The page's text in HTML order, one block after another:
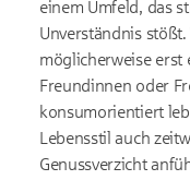
einem Umfeld, das
Unverständnis
möglicherweise erst
Freundinnen oder
konsumorientiert
Lebensstil auch
Genussverzicht